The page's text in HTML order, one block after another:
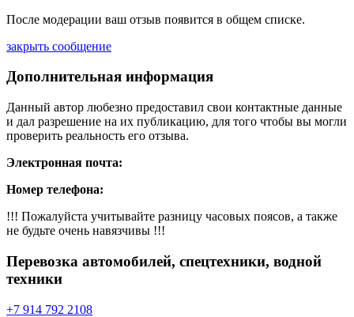
После модерации ваш отзыв появится в общем списке.
закрыть сообщение
Дополнительная информация
Данный автор любезно предоставил свои контактные данные
и дал разрешение на их публикацию, для того чтобы вы могли
проверить реальность его отзыва.
Электронная почта:
Номер телефона:
!!! Пожалуйста учитывайте разницу часовых поясов, а также
не будьте очень навязчивы !!!
Перевозка автомобилей, спецтехники, водной
техники
+7 914 792 2108